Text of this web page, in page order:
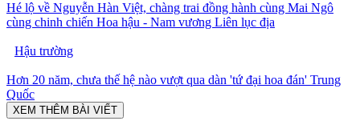
Hé lộ về Nguyễn Hàn Việt, chàng trai đồng hành cùng Mai Ngô
cùng chinh chiến Hoa hậu - Nam vương Liên lục địa
Hậu trường
Hơn 20 năm, chưa thế hệ nào vượt qua dàn 'tứ đại hoa đán' Trung
Quốc
XEM THÊM BÀI VIẾT